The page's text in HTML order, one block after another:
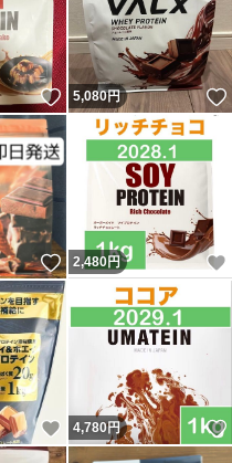
いいね！
5,080円
いいね！
2,480円
いいね！
4,780円